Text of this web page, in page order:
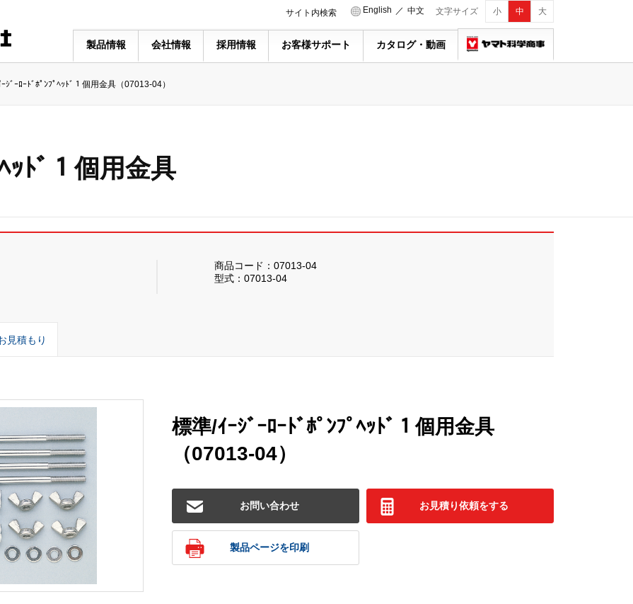
文字サイズ 小 中 大
English ／ 中文
サイト内検索
製品情報 会社情報 採用情報 お客様サポート カタログ・動画
ｼﾞｰﾛｰﾄﾞﾎﾟﾝﾌﾟﾍｯﾄﾞ１個用金具（07013-04）
ｯﾄﾞ１個用金具
商品コード：07013-04
型式：07013-04
見積もり
標準/ｲｰｼﾞｰﾛｰﾄﾞﾎﾟﾝﾌﾟﾍｯﾄﾞ１個用金具
（07013-04）
お問い合わせ お見積り依頼をする
製品ページを印刷